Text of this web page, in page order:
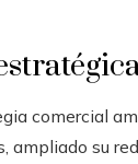
comercial
ampliado su